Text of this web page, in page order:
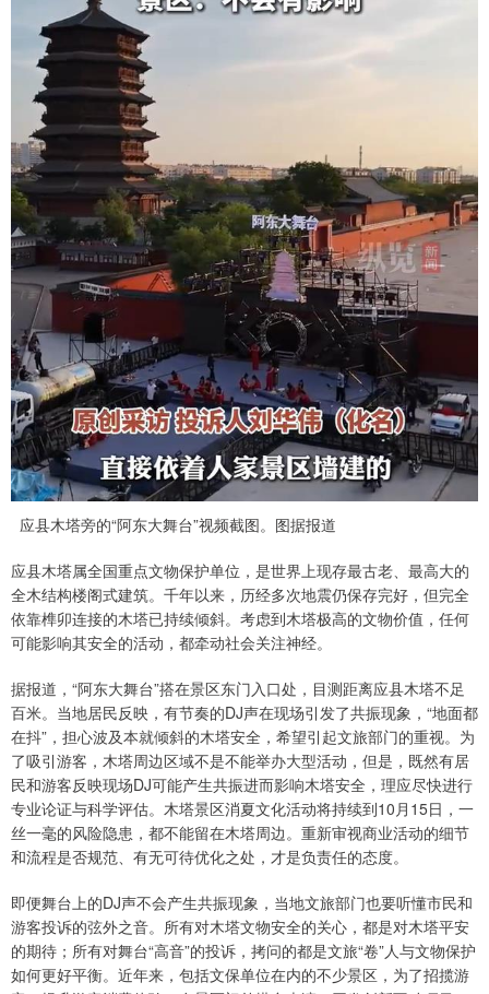
应县木塔旁的“阿东大舞台”视频截图。图据报道
应县木塔属全国重点文物保护单位，是世界上现存最古老、最高大的
全木结构楼阁式建筑。千年以来，历经多次地震仍保存完好，但完全
依靠榫卯连接的木塔已持续倾斜。考虑到木塔极高的文物价值，任何
可能影响其安全的活动，都牵动社会关注神经。
据报道，“阿东大舞台”搭在景区东门入口处，目测距离应县木塔不足
百米。当地居民反映，有节奏的DJ声在现场引发了共振现象，“地面都
在抖”，担心波及本就倾斜的木塔安全，希望引起文旅部门的重视。为
了吸引游客，木塔周边区域不是不能举办大型活动，但是，既然有居
民和游客反映现场DJ可能产生共振进而影响木塔安全，理应尽快进行
专业论证与科学评估。木塔景区消夏文化活动将持续到10月15日，一
丝一毫的风险隐患，都不能留在木塔周边。重新审视商业活动的细节
和流程是否规范、有无可待优化之处，才是负责任的态度。
即便舞台上的DJ声不会产生共振现象，当地文旅部门也要听懂市民和
游客投诉的弦外之音。所有对木塔文物安全的关心，都是对木塔平安
的期待；所有对舞台“高音”的投诉，拷问的都是文旅“卷”人与文物保护
如何更好平衡。近年来，包括文保单位在内的不少景区，为了招揽游